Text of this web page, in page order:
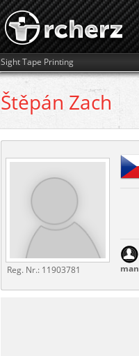
Sight Tape Printing
Štěpán Zach
Reg. Nr.: 11903781 man